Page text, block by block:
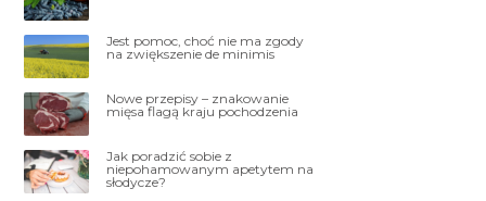
Jest pomoc, choć nie ma zgody
na zwiększenie de minimis
Nowe przepisy – znakowanie
mięsa flagą kraju pochodzenia
Jak poradzić sobie z
niepohamowanym apetytem na
słodycze?